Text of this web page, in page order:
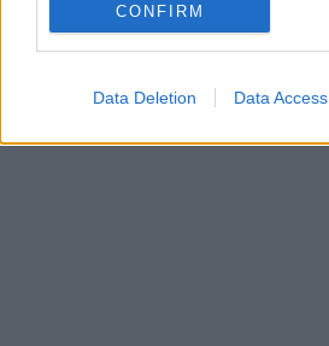
CONFIRM
Data Deletion Data Access